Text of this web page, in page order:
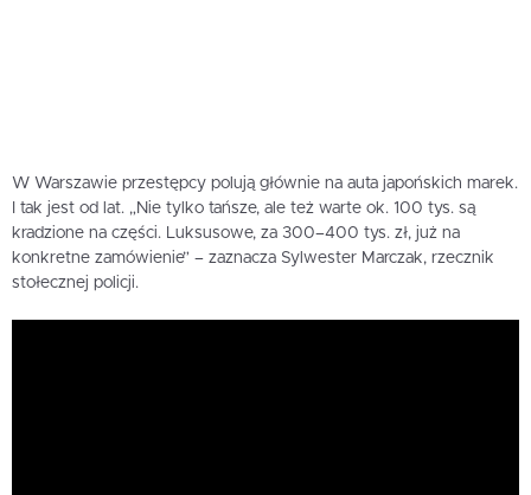
W Warszawie przestępcy polują głównie na auta japońskich marek.
I tak jest od lat. „Nie tylko tańsze, ale też warte ok. 100 tys. są
kradzione na części. Luksusowe, za 300–400 tys. zł, już na
konkretne zamówienie” – zaznacza Sylwester Marczak, rzecznik
stołecznej policji.